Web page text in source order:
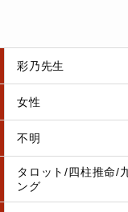
彩乃先生
女性
不明
タロット/四柱推命/
ング